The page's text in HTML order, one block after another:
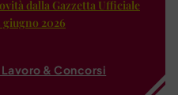
dalla Gazzetta Ufficiale
giugno 2026
& Concorsi